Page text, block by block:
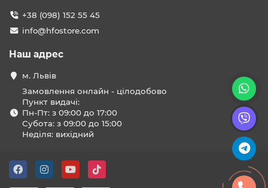
+38 (098) 152 55 45
info@hfostore.com
Наш адрес
м. Львів
Замовлення онлайн - цілодобово
Пункт видачі:
Пн-Пт: з 09:00 до 17:00
Субота: з 09:00 до 15:00
Неділя: вихідний